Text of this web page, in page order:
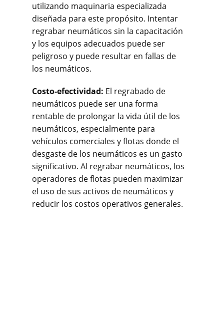
utilizando maquinaria especializada
diseñada para este propósito. Intentar
regrabar neumáticos sin la capacitación
y los equipos adecuados puede ser
peligroso y puede resultar en fallas de
los neumáticos.
Costo-efectividad: El regrabado de
neumáticos puede ser una forma
rentable de prolongar la vida útil de los
neumáticos, especialmente para
vehículos comerciales y flotas donde el
desgaste de los neumáticos es un gasto
significativo. Al regrabar neumáticos, los
operadores de flotas pueden maximizar
el uso de sus activos de neumáticos y
reducir los costos operativos generales.